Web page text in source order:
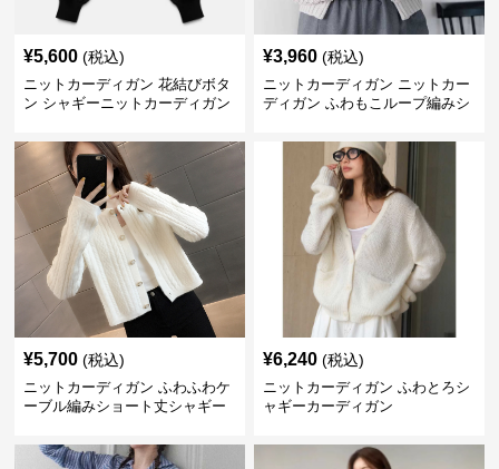
¥5,600 (税込)
ニットカーディガン 花結びボタ
ン シャギーニットカーディガン
¥3,960 (税込)
ニットカーディガン ニットカー
ディガン ふわもこループ編みシ
¥5,700 (税込)
ニットカーディガン ふわふわケ
ーブル編みショート丈シャギー
¥6,240 (税込)
ニットカーディガン ふわとろシ
ャギーカーディガン